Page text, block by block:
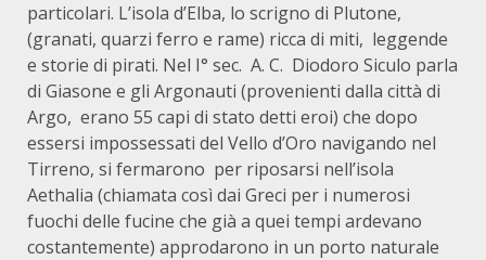
particolari. L’isola d’Elba, lo scrigno di Plutone,
(granati, quarzi ferro e rame) ricca di miti, leggende
e storie di pirati. Nel I° sec. A. C. Diodoro Siculo parla
di Giasone e gli Argonauti (provenienti dalla città di
Argo, erano 55 capi di stato detti eroi) che dopo
essersi impossessati del Vello d’Oro navigando nel
Tirreno, si fermarono per riposarsi nell’isola
Aethalia (chiamata così dai Greci per i numerosi
fuochi delle fucine che già a quei tempi ardevano
costantemente) approdarono in un porto naturale